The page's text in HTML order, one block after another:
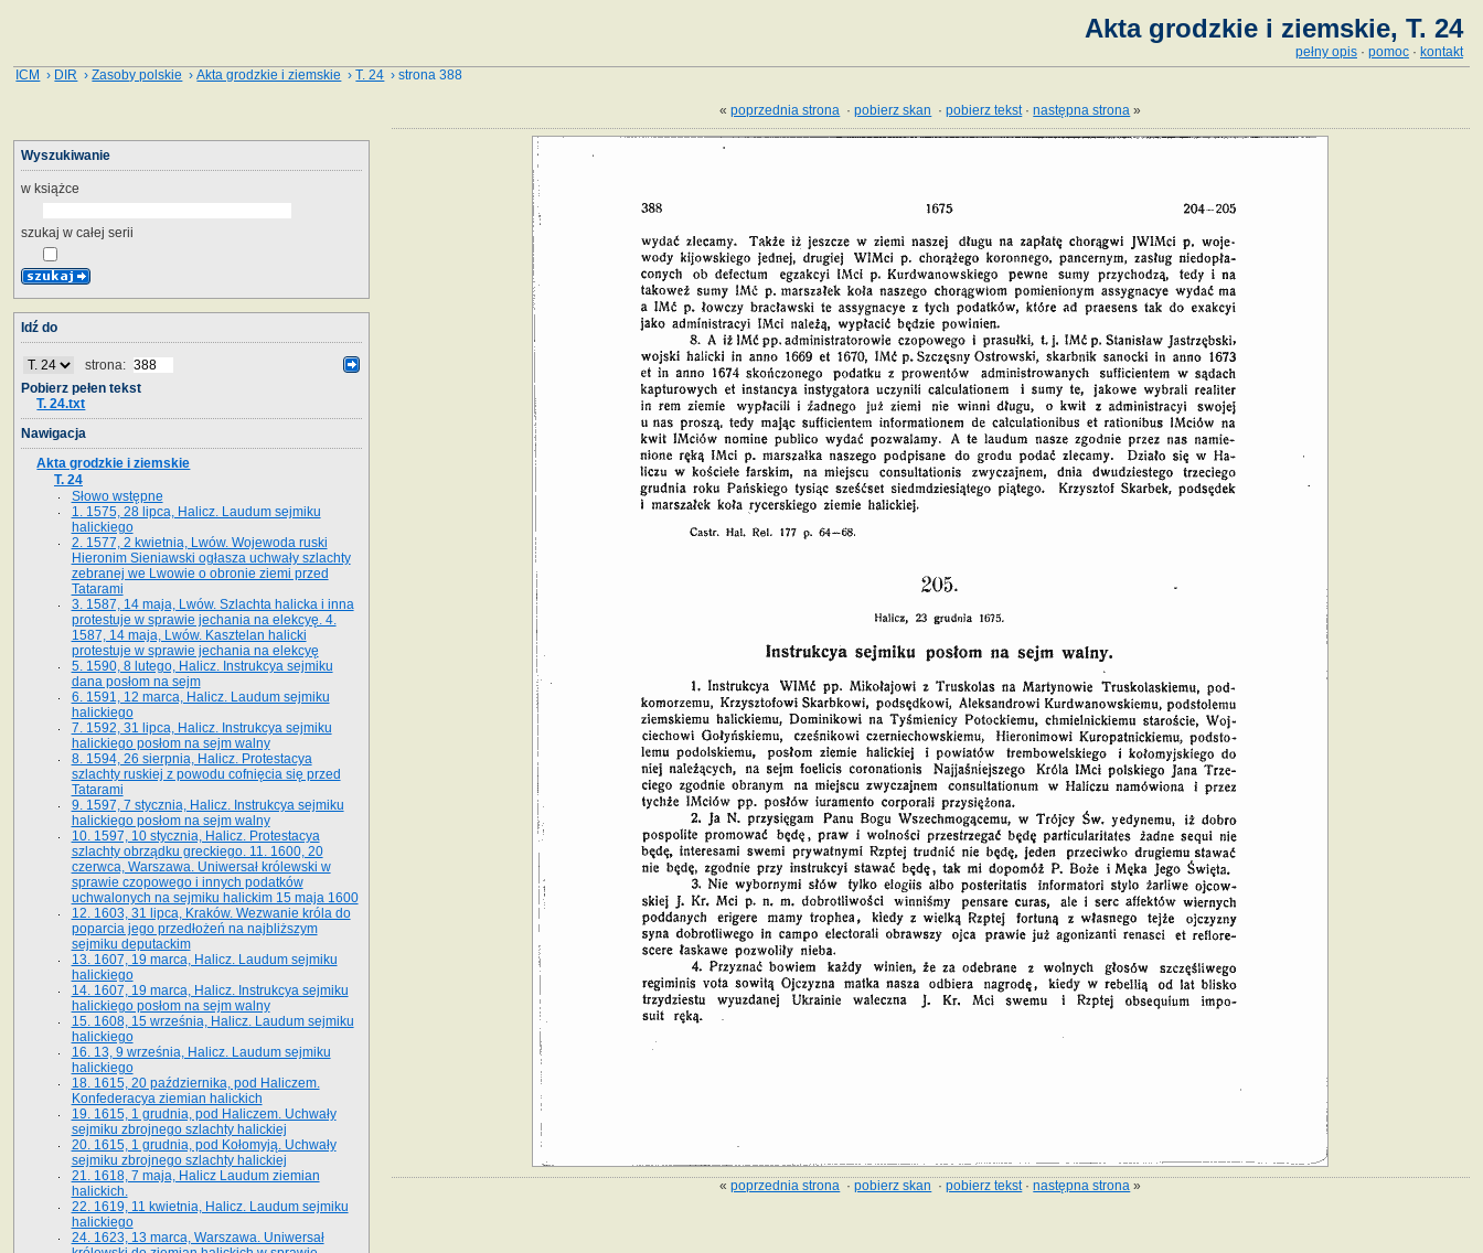
Akta grodzkie i ziemskie, T. 24
pełny opis · pomoc · kontakt
ICM › DIR ›Zasoby polskie ›Akta grodzkie i ziemskie ›T. 24 › strona 388
«poprzednia strona ·pobierz skan ·pobierz tekst·następna strona »
«poprzednia strona ·pobierz skan ·pobierz tekst·następna strona »
Wyszukiwanie
w książce
szukaj w całej serii
Idź do
strona:
Pobierz pełen tekst
T. 24.txt
Nawigacja
Akta grodzkie i ziemskie
T. 24
Słowo wstępne
1. 1575, 28 lipca, Halicz. Laudum sejmiku
halickiego
2. 1577, 2 kwietnia, Lwów. Wojewoda ruski
Hieronim Sieniawski ogłasza uchwały szlachty
zebranej we Lwowie o obronie ziemi przed
Tatarami
3. 1587, 14 maja, Lwów. Szlachta halicka i inna
protestuje w sprawie jechania na elekcyę. 4.
1587, 14 maja, Lwów. Kasztelan halicki
protestuje w sprawie jechania na elekcyę
5. 1590, 8 lutego, Halicz. Instrukcya sejmiku
dana posłom na sejm
6. 1591, 12 marca, Halicz. Laudum sejmiku
halickiego
7. 1592, 31 lipca, Halicz. Instrukcya sejmiku
halickiego posłom na sejm walny
8. 1594, 26 sierpnia, Halicz. Protestacya
szlachty ruskiej z powodu cofnięcia się przed
Tatarami
9. 1597, 7 stycznia, Halicz. Instrukcya sejmiku
halickiego posłom na sejm walny
10. 1597, 10 stycznia, Halicz. Protestacya
szlachty obrządku greckiego. 11. 1600, 20
czerwca, Warszawa. Uniwersał królewski w
sprawie czopowego i innych podatków
uchwalonych na sejmiku halickim 15 maja 1600
12. 1603, 31 lipca, Kraków. Wezwanie króla do
poparcia jego przedłożeń na najbliższym
sejmiku deputackim
13. 1607, 19 marca, Halicz. Laudum sejmiku
halickiego
14. 1607, 19 marca, Halicz. Instrukcya sejmiku
halickiego posłom na sejm walny
15. 1608, 15 września, Halicz. Laudum sejmiku
halickiego
16. 13, 9 września, Halicz. Laudum sejmiku
halickiego
18. 1615, 20 października, pod Haliczem.
Konfederacya ziemian halickich
19. 1615, 1 grudnia, pod Haliczem. Uchwały
sejmiku zbrojnego szlachty halickiej
20. 1615, 1 grudnia, pod Kołomyją. Uchwały
sejmiku zbrojnego szlachty halickiej
21. 1618, 7 maja, Halicz Laudum ziemian
halickich.
22. 1619, 11 kwietnia, Halicz. Laudum sejmiku
halickiego
24. 1623, 13 marca, Warszawa. Uniwersał